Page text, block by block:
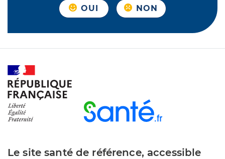
OUI NON
Le site santé de référence, accessible